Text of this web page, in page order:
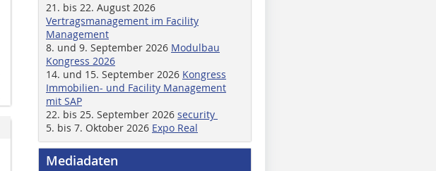
21. bis 22. August 2026
Vertragsmanagement im Facility
Management
8. und 9. September 2026 Modulbau
Kongress 2026
14. und 15. September 2026 Kongress
Immobilien- und Facility Management
mit SAP
22. bis 25. September 2026 security
5. bis 7. Oktober 2026 Expo Real
Mediadaten